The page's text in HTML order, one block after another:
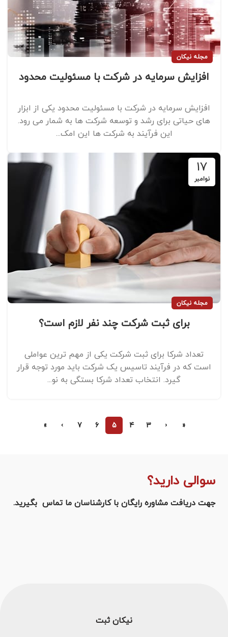
مجله نیکان
افزایش سرمایه در شرکت با مسئولیت محدود
افزایش سرمایه در شرکت با مسئولیت محدود یکی از ابزار
های حیاتی برای رشد و توسعه شرکت ‌ها به شمار می ‌رود.
این فرآیند به شرکت ‌ها این امک...
17
نوامبر
مجله نیکان
برای ثبت شرکت چند نفر لازم است؟
تعداد شرکا برای ثبت شرکت یکی از مهم ‌ترین عواملی
است که در فرآیند تاسیس یک شرکت باید مورد توجه قرار
گیرد. انتخاب تعداد شرکا بستگی به نو...
«
‹
3
4
5
6
7
›
»
سوالی دارید؟
جهت دریافت مشاوره رایگان با کارشناسان ما تماس بگیرید.
نیکان ثبت